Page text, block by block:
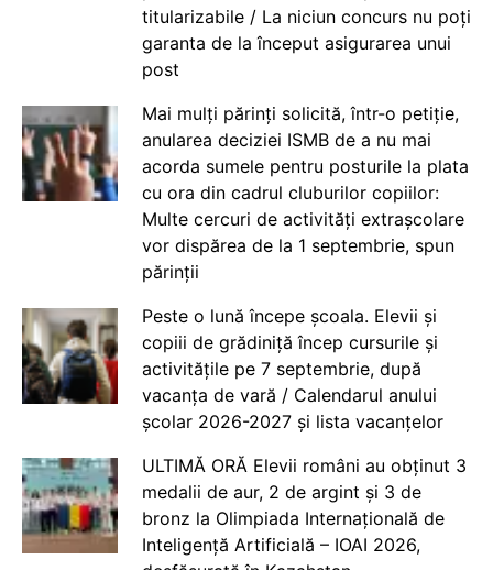
titularizabile / La niciun concurs nu poți
garanta de la început asigurarea unui
post
Mai mulți părinți solicită, într-o petiție,
anularea deciziei ISMB de a nu mai
acorda sumele pentru posturile la plata
cu ora din cadrul cluburilor copiilor:
Multe cercuri de activități extrașcolare
vor dispărea de la 1 septembrie, spun
părinții
Peste o lună începe școala. Elevii și
copiii de grădiniță încep cursurile și
activitățile pe 7 septembrie, după
vacanța de vară / Calendarul anului
școlar 2026-2027 și lista vacanțelor
ULTIMĂ ORĂ Elevii români au obținut 3
medalii de aur, 2 de argint și 3 de
bronz la Olimpiada Internațională de
Inteligență Artificială – IOAI 2026,